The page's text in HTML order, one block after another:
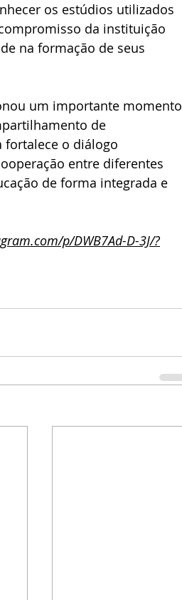
os estúdios utilizados
da instituição
na formação de seus
um importante momento
de
fortalece o diálogo
entre diferentes
de forma integrada e
p/DWB7Ad-D-3J/?